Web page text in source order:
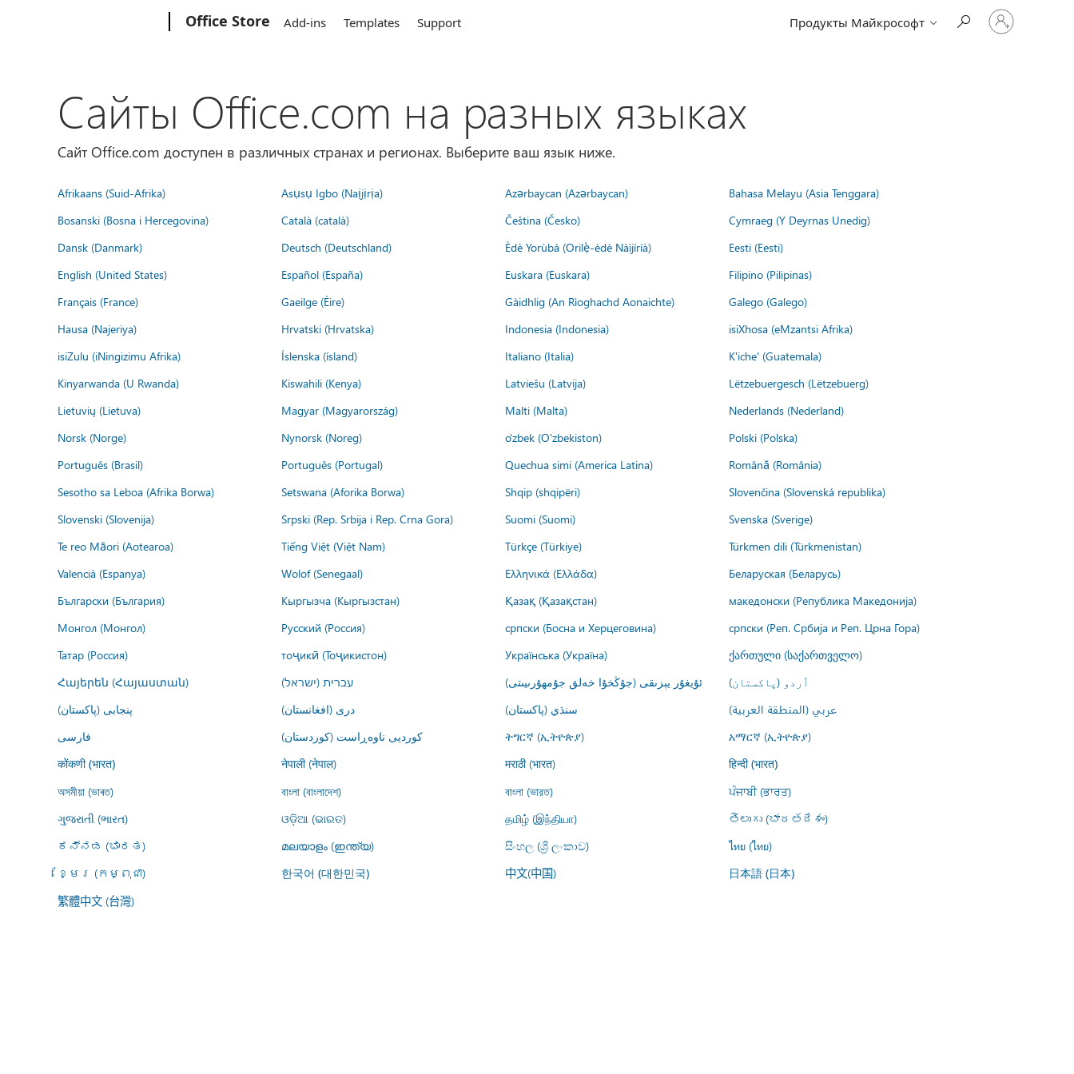
Office Store Add-ins Templates Support Продукты Майкрософт
Войдите
учетную
Сайты Office.com на разных языках
Сайт Office.com доступен в различных странах и регионах. Выберите ваш язык ниже.
Afrikaans (Suid-Afrika) Asụsụ Igbo (Naịjịrịa) Azərbaycan (Azərbaycan)
Bahasa Melayu (Asia Tenggara)
Bosanski (Bosna i Hercegovina)
Català (català) Čeština (Česko)
Cymraeg (Y Deyrnas Unedig)
Dansk (Danmark)
Deutsch (Deutschland) Èdè Yorùbá (Orilẹ̀-èdè Nàìjíríà)
Eesti (Eesti)
English (United States)
Español (España) Euskara (Euskara)
Filipino (Pilipinas)
Français (France)
Gaeilge (Éire) Gàidhlig (An Rìoghachd Aonaichte)
Galego (Galego)
Hausa (Najeriya)
Hrvatski (Hrvatska) Indonesia (Indonesia)
isiXhosa (eMzantsi Afrika)
isiZulu (iNingizimu Afrika)
Íslenska (ísland) Italiano (Italia)
K'iche' (Guatemala)
Kinyarwanda (U Rwanda)
Kiswahili (Kenya) Latviešu (Latvija)
Lëtzebuergesch (Lëtzebuerg)
Lietuvių (Lietuva)
Magyar (Magyarország) Malti (Malta)
Nederlands (Nederland)
Norsk (Norge)
Nynorsk (Noreg) o'zbek (O'zbekiston)
Polski (Polska)
Português (Brasil)
Português (Portugal) Quechua simi (America Latina)
Română (România)
Sesotho sa Leboa (Afrika Borwa)
Setswana (Aforika Borwa) Shqip (shqipëri)
Slovenčina (Slovenská republika)
Slovenski (Slovenija)
Srpski (Rep. Srbija i Rep. Crna Gora) Suomi (Suomi)
Svenska (Sverige)
Te reo Māori (Aotearoa)
Tiếng Việt (Việt Nam) Türkçe (Türkiye)
Türkmen dili (Türkmenistan)
Valencià (Espanya)
Wolof (Senegaal) Ελληνικά (Ελλάδα)
Беларуская (Беларусь)
Български (България)
Кыргызча (Кыргызстан) Қазақ (Қазақстан)
македонски (Република Македонија)
Монгол (Монгол)
Русский (Россия) српски (Босна и Херцеговина)
српски (Реп. Србија и Реп. Црна Гора)
Татар (Россия)
тоҷикӣ (Тоҷикистон) Українська (Україна)
ქართული (საქართველო)
Հայերեն (Հայաստան)
עברית (ישראל) ئۇيغۇر يېزىقى (جۇڭخۇا خەلق جۇمھۇرىيىتى)
اُردو (پاکستان)
پنجابی (پاکستان)
درى (افغانستان) سنڌي (پاکستان)
عربي (المنطقة العربية)
فارسى
کوردیی ناوەڕاست (کوردستان) ትግርኛ (ኢትዮጵያ) አማርኛ (ኢትዮጵያ)
कोंकणी (भारत) नेपाली (नेपाल) मराठी (भारत) हिन्दी (भारत)
অসমীয়া (ভাৰত) বাংলা (বাংলাদেশ) বাংলা (ভারত)
ਪੰਜਾਬੀ (ਭਾਰਤ)
ગુજરાતી (ભારત)
ଓଡ଼ିଆ (ଭାରତ) தமிழ் (இந்தியா)
తెలుగు (భారతదేశం)
ಕನ್ನಡ (ಭಾರತ)
മലയാളം (ഇന്ത്യ) සිංහල (ශ්‍රී ලංකාව)
ไทย (ไทย)
ខ្មែរ (កម្ពុជា)
한국어 (대한민국) 中文(中国) 日本語 (日本)
繁體中文 (台灣)